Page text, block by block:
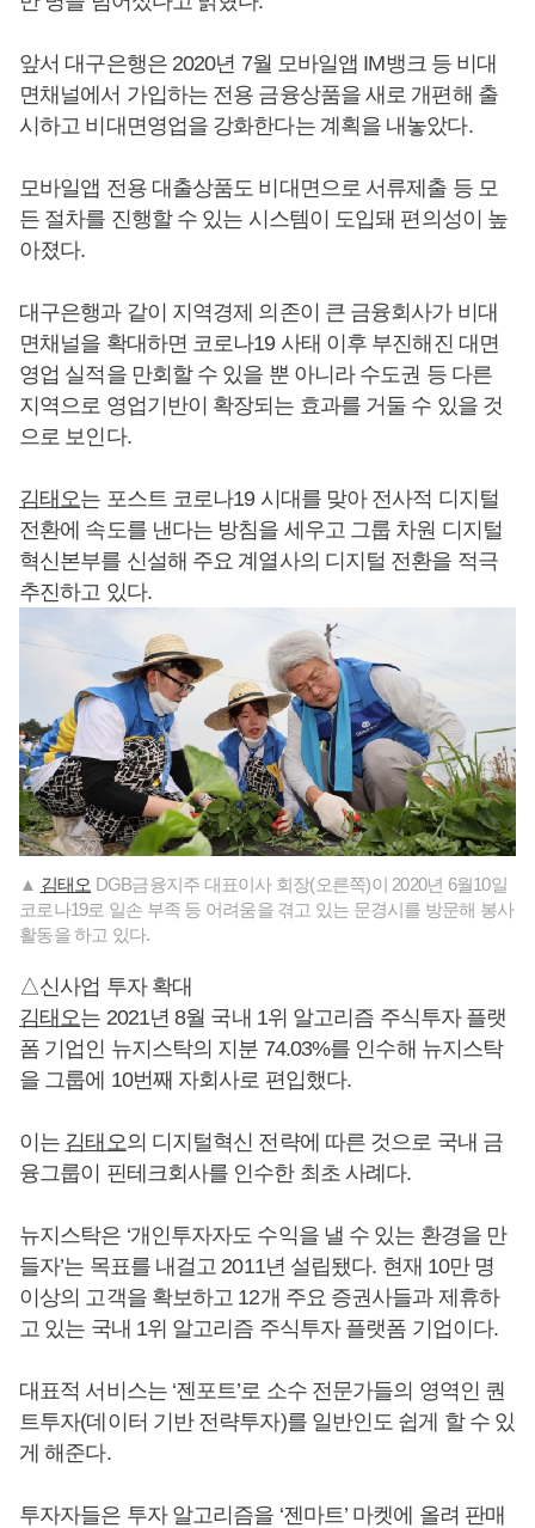
앞서 대구은행은 2020년 7월 모바일앱 IM뱅크 등 비대
면채널에서 가입하는 전용 금융상품을 새로 개편해 출
시하고 비대면영업을 강화한다는 계획을 내놓았다.
모바일앱 전용 대출상품도 비대면으로 서류제출 등 모
든 절차를 진행할 수 있는 시스템이 도입돼 편의성이 높
아졌다.
대구은행과 같이 지역경제 의존이 큰 금융회사가 비대
면채널을 확대하면 코로나19 사태 이후 부진해진 대면
영업 실적을 만회할 수 있을 뿐 아니라 수도권 등 다른
지역으로 영업기반이 확장되는 효과를 거둘 수 있을 것
으로 보인다.
김태오는 포스트 코로나19 시대를 맞아 전사적 디지털
전환에 속도를 낸다는 방침을 세우고 그룹 차원 디지털
혁신본부를 신설해 주요 계열사의 디지털 전환을 적극
추진하고 있다.
▲ 김태오 DGB금융지주 대표이사 회장(오른쪽)이 2020년 6월10일
코로나19로 일손 부족 등 어려움을 겪고 있는 문경시를 방문해 봉사
활동을 하고 있다.
△신사업 투자 확대
김태오는 2021년 8월 국내 1위 알고리즘 주식투자 플랫
폼 기업인 뉴지스탁의 지분 74.03%를 인수해 뉴지스탁
을 그룹에 10번째 자회사로 편입했다.
이는 김태오의 디지털혁신 전략에 따른 것으로 국내 금
융그룹이 핀테크회사를 인수한 최초 사례다.
뉴지스탁은 ‘개인투자자도 수익을 낼 수 있는 환경을 만
들자’는 목표를 내걸고 2011년 설립됐다. 현재 10만 명
이상의 고객을 확보하고 12개 주요 증권사들과 제휴하
고 있는 국내 1위 알고리즘 주식투자 플랫폼 기업이다.
대표적 서비스는 ‘젠포트’로 소수 전문가들의 영역인 퀀
트투자(데이터 기반 전략투자)를 일반인도 쉽게 할 수 있
게 해준다.
투자자들은 투자 알고리즘을 ‘젠마트’ 마켓에 올려 판매